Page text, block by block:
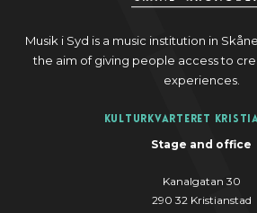
Musik i Syd is a music institution in
the aim of giving people access to
experiences.
Kulturkvarteret
Stage and office
Kanalgatan 30
290 32 Kristianstad